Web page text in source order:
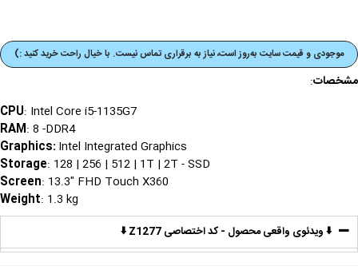
موجودی و قیمت‌ سایت به‌روز است، نیاز به برقراری تماس نیست. با خیال راحت خرید کنید :)
مشخصات:
CPU: Intel Core i5-1135G7
RAM: 8 -DDR4
Graphics: Intel Integrated Graphics
Storage: 128 | 256 | 512 | 1T | 2T - SSD
Screen: 13.3" FHD Touch X360
Weight: 1.3 kg
⬇️ ویدئوی واقعی محصول - کد اختصاصی Z1277 ⬇️